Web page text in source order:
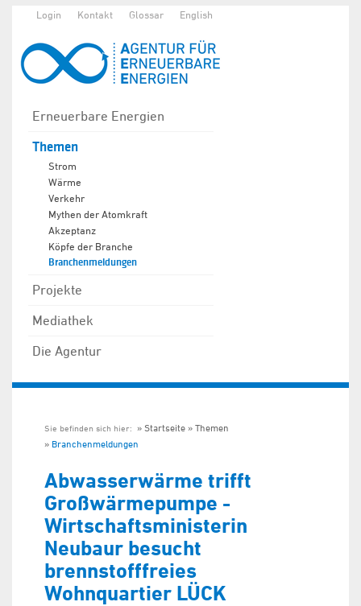
Login Kontakt Glossar English
Erneuerbare Energien
Themen
Strom
Wärme
Verkehr
Mythen der Atomkraft
Akzeptanz
Köpfe der Branche
Branchenmeldungen
Projekte
Mediathek
Die Agentur
Sie befinden sich hier: Startseite
Themen
Branchenmeldungen
Abwasserwärme trifft
Großwärmepumpe -
Wirtschaftsministerin
Neubaur besucht
brennstofffreies
Wohnquartier LÜCK